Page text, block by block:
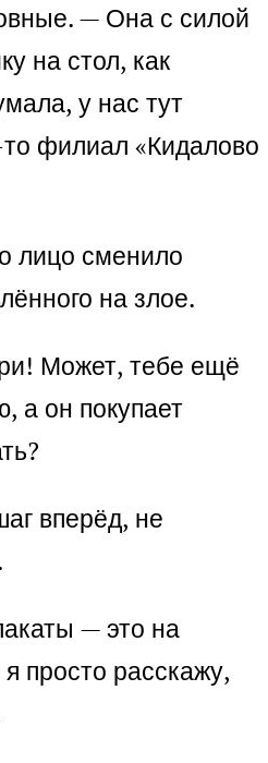
— Она с силой
на стол, как
у нас тут
филиал «Кидалово
лицо сменило
на злое.
Может, тебе ещё
а он покупает
вперёд, не
— это на
просто расскажу,